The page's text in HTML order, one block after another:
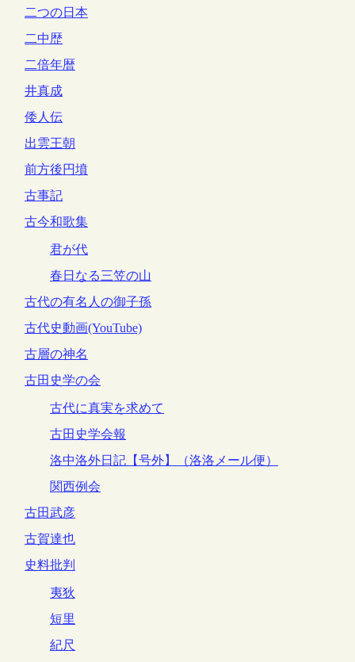
二つの日本
二中歴
二倍年暦
井真成
倭人伝
出雲王朝
前方後円墳
古事記
古今和歌集
君が代
春日なる三笠の山
古代の有名人の御子孫
古代史動画(YouTube)
古層の神名
古田史学の会
古代に真実を求めて
古田史学会報
洛中洛外日記【号外】（洛洛メール便）
関西例会
古田武彦
古賀達也
史料批判
夷狄
短里
紀尺